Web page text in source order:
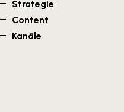
Strategie
Content
Kanäle